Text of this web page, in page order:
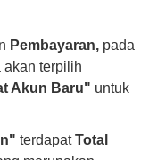
Pembayaran, pada
akan terpilih
Akun Baru" untuk
terdapatTotal